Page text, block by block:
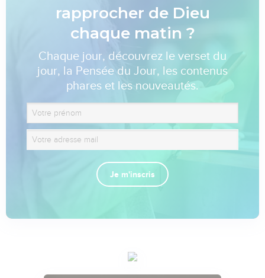
rapprocher de Dieu
chaque matin ?
Chaque jour, découvrez le verset du
jour, la Pensée du Jour, les contenus
phares et les nouveautés.
Je m'inscris